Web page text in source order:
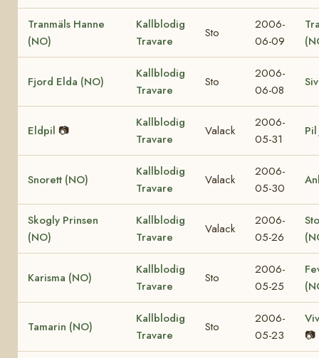
Tranmäls Hanne
(NO)
Kallblodig
Travare
Sto
2006-
06-09
Fjord Elda (NO)
Kallblodig
Travare
Sto
2006-
06-08
Eldpil 📷
Kallblodig
Travare
Valack
2006-
05-31
Pil
Snorett (NO)
Kallblodig
Travare
Valack
2006-
05-30
Skogly Prinsen
(NO)
Kallblodig
Travare
Valack
2006-
05-26
Karisma (NO)
Kallblodig
Travare
Sto
2006-
05-25
Tamarin (NO)
Kallblodig
Travare
Sto
2006-
05-23
📷